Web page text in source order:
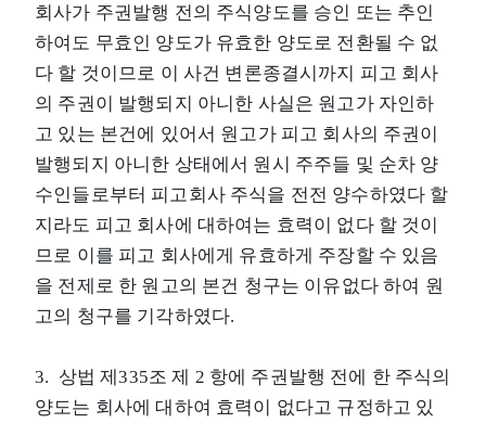
회사가 주권발행 전의 주식양도를 승인 또는 추인
하여도 무효인 양도가 유효한 양도로 전환될 수 없
다 할 것이므로 이 사건 변론종결시까지 피고 회사
의 주권이 발행되지 아니한 사실은 원고가 자인하
고 있는 본건에 있어서 원고가 피고 회사의 주권이
발행되지 아니한 상태에서 원시 주주들 및 순차 양
수인들로부터 피고회사 주식을 전전 양수하였다 할
지라도 피고 회사에 대하여는 효력이 없다 할 것이
므로 이를 피고 회사에게 유효하게 주장할 수 있음
을 전제로 한 원고의 본건 청구는 이유없다 하여 원
고의 청구를 기각하였다.
3. 상법 제335조 제 2 항에 주권발행 전에 한 주식의
양도는 회사에 대하여 효력이 없다고 규정하고 있